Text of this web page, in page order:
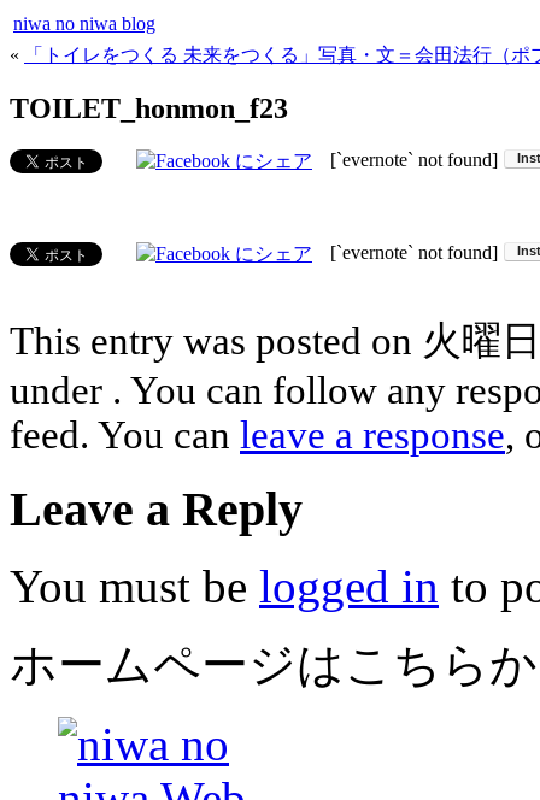
niwa no niwa blog
«
「トイレをつくる 未来をつくる」写真・文＝会田法行（ポ
TOILET_honmon_f23
[`evernote` not found]
[`evernote` not found]
This entry was posted on 火曜
under . You can follow any
feed. You can leave a response,
Leave a Reply
You must be logged in to
ホームページはこちら